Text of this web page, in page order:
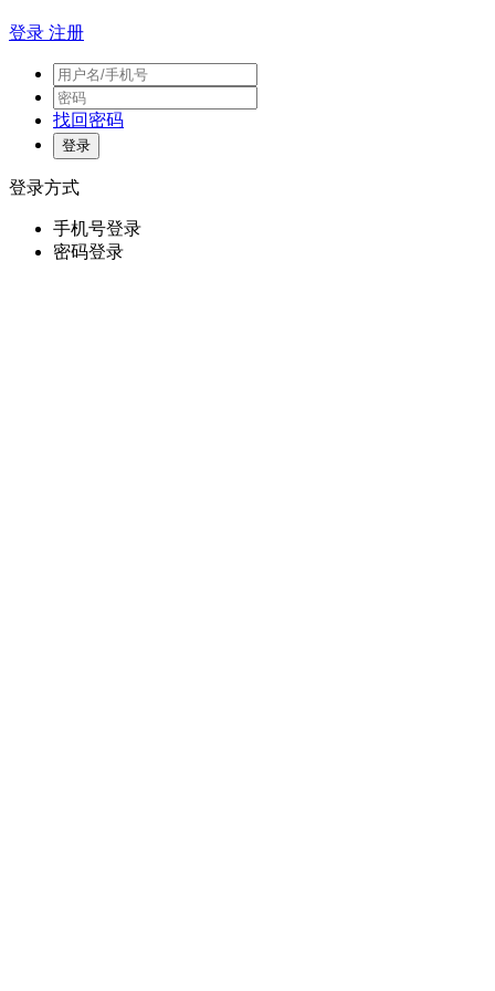
登录 注册
找回密码
登录方式
手机号登录
密码登录